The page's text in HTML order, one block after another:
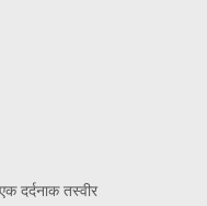
दर्दनाक तस्वीर